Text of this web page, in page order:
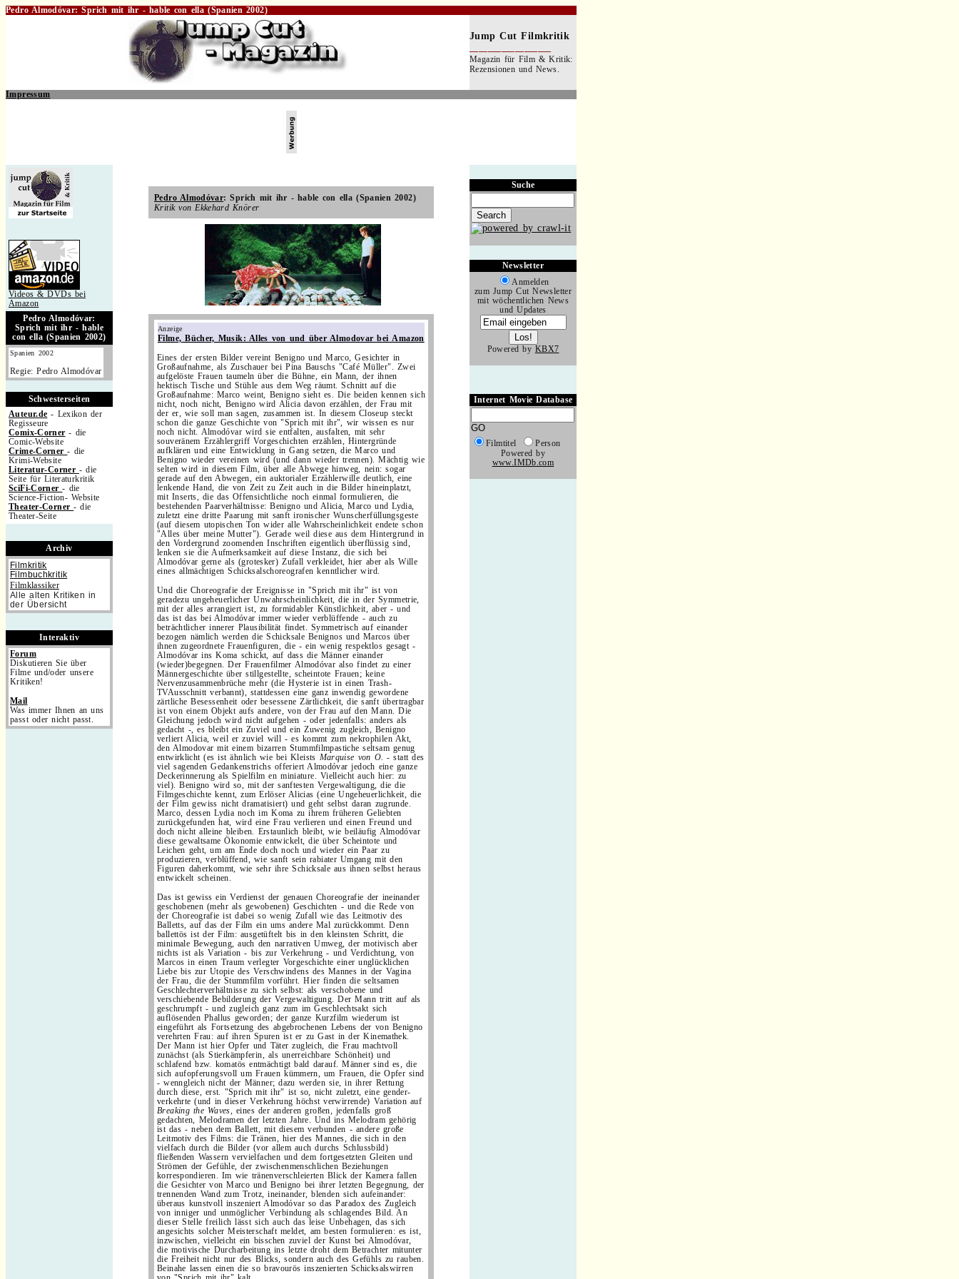
Pedro Almodóvar: Sprich mit ihr - hable con ella (Spanien 2002)
Jump Cut Filmkritik
Magazin für Film & Kritik:
Rezensionen und News.
Impressum
Videos & DVDs bei
Amazon
Pedro Almodóvar:
Sprich mit ihr - hable
con ella (Spanien 2002)
Spanien 2002
Regie: Pedro Almodóvar
Schwesterseiten
Auteur.de - Lexikon der
Regisseure
Comix-Corner - die
Comic-Website
Crime-Corner- die
Krimi-Website
Literatur-Corner - die
Seite für Literaturkritik
SciFi-Corner- die
Science-Fiction- Website
Theater-Corner- die
Theater-Seite
.
Archiv
Filmkritik
Filmbuchkritik
Filmklassiker
Alle alten Kritiken in
der Übersicht
.
Interaktiv
Forum
Diskutieren Sie über
Filme und/oder unsere
Kritiken!
Mail
Was immer Ihnen an uns
passt oder nicht passt.
Pedro Almodóvar: Sprich mit ihr - hable con ella (Spanien 2002)
Kritik von Ekkehard Knörer
Anzeige
Filme, Bücher, Musik: Alles von und über Almodovar bei Amazon
Eines der ersten Bilder vereint Benigno und Marco, Gesichter in
Großaufnahme, als Zuschauer bei Pina Bauschs "Café Müller". Zwei
aufgelöste Frauen taumeln über die Bühne, ein Mann, der ihnen
hektisch Tische und Stühle aus dem Weg räumt. Schnitt auf die
Großaufnahme: Marco weint, Benigno sieht es. Die beiden kennen sich
nicht, noch nicht, Benigno wird Alicia davon erzählen, der Frau mit
der er, wie soll man sagen, zusammen ist. In diesem Closeup steckt
schon die ganze Geschichte von "Sprich mit ihr", wir wissen es nur
noch nicht. Almodóvar wird sie entfalten, ausfalten, mit sehr
souveränem Erzählergriff Vorgeschichten erzählen, Hintergründe
aufklären und eine Entwicklung in Gang setzen, die Marco und
Benigno wieder vereinen wird (und dann wieder trennen). Mächtig wie
selten wird in diesem Film, über alle Abwege hinweg, nein: sogar
gerade auf den Abwegen, ein auktorialer Erzählerwille deutlich, eine
lenkende Hand, die von Zeit zu Zeit auch in die Bilder hineinplatzt,
mit Inserts, die das Offensichtliche noch einmal formulieren, die
bestehenden Paarverhältnisse: Benigno und Alicia, Marco und Lydia,
zuletzt eine dritte Paarung mit sanft ironischer Wunscherfüllungsgeste
(auf diesem utopischen Ton wider alle Wahrscheinlichkeit endete schon
"Alles über meine Mutter"). Gerade weil diese aus dem Hintergrund in
den Vordergrund zoomenden Inschriften eigentlich überflüssig sind,
lenken sie die Aufmerksamkeit auf diese Instanz, die sich bei
Almodóvar gerne als (grotesker) Zufall verkleidet, hier aber als Wille
eines allmächtigen Schicksalschoreografen kenntlicher wird.
Und die Choreografie der Ereignisse in "Sprich mit ihr" ist von
geradezu ungeheuerlicher Unwahrscheinlichkeit, die in der Symmetrie,
mit der alles arrangiert ist, zu formidabler Künstlichkeit, aber - und
das ist das bei Almodóvar immer wieder verblüffende - auch zu
beträchtlicher innerer Plausibilität findet. Symmetrisch auf einander
bezogen nämlich werden die Schicksale Benignos und Marcos über
ihnen zugeordnete Frauenfiguren, die - ein wenig respektlos gesagt -
Almodóvar ins Koma schickt, auf dass die Männer einander
(wieder)begegnen. Der Frauenfilmer Almodóvar also findet zu einer
Männergeschichte über stillgestellte, scheintote Frauen; keine
Nervenzusammenbrüche mehr (die Hysterie ist in einen Trash-
TVAusschnitt verbannt), stattdessen eine ganz inwendig gewordene
zärtliche Besessenheit oder besessene Zärtlichkeit, die sanft übertragbar
ist von einem Objekt aufs andere, von der Frau auf den Mann. Die
Gleichung jedoch wird nicht aufgehen - oder jedenfalls: anders als
gedacht -, es bleibt ein Zuviel und ein Zuwenig zugleich, Benigno
verliert Alicia, weil er zuviel will - es kommt zum nekrophilen Akt,
den Almodovar mit einem bizarren Stummfilmpastiche seltsam genug
entwirklicht (es ist ähnlich wie bei Kleists Marquise von O. - statt des
viel sagenden Gedankenstrichs offeriert Almodóvar jedoch eine ganze
Deckerinnerung als Spielfilm en miniature. Vielleicht auch hier: zu
viel). Benigno wird so, mit der sanftesten Vergewaltigung, die die
Filmgeschichte kennt, zum Erlöser Alicias (eine Ungeheuerlichkeit, die
der Film gewiss nicht dramatisiert) und geht selbst daran zugrunde.
Marco, dessen Lydia noch im Koma zu ihrem früheren Geliebten
zurückgefunden hat, wird eine Frau verlieren und einen Freund und
doch nicht alleine bleiben. Erstaunlich bleibt, wie beiläufig Almodóvar
diese gewaltsame Ökonomie entwickelt, die über Scheintote und
Leichen geht, um am Ende doch noch und wieder ein Paar zu
produzieren, verblüffend, wie sanft sein rabiater Umgang mit den
Figuren daherkommt, wie sehr ihre Schicksale aus ihnen selbst heraus
entwickelt scheinen.
Das ist gewiss ein Verdienst der genauen Choreografie der ineinander
geschobenen (mehr als gewobenen) Geschichten - und die Rede von
der Choreografie ist dabei so wenig Zufall wie das Leitmotiv des
Balletts, auf das der Film ein ums andere Mal zurückkommt. Denn
ballettös ist der Film: ausgetüftelt bis in den kleinsten Schritt, die
minimale Bewegung, auch den narrativen Umweg, der motivisch aber
nichts ist als Variation - bis zur Verkehrung - und Verdichtung, von
Marcos in einen Traum verlegter Vorgeschichte einer unglücklichen
Liebe bis zur Utopie des Verschwindens des Mannes in der Vagina
der Frau, die der Stummfilm vorführt. Hier finden die seltsamen
Geschlechterverhältnisse zu sich selbst: als verschobene und
verschiebende Bebilderung der Vergewaltigung. Der Mann tritt auf als
geschrumpft - und zugleich ganz zum im Geschlechtsakt sich
auflösenden Phallus geworden; der ganze Kurzfilm wiederum ist
eingeführt als Fortsetzung des abgebrochenen Lebens der von Benigno
verehrten Frau: auf ihren Spuren ist er zu Gast in der Kinemathek.
Der Mann ist hier Opfer und Täter zugleich, die Frau machtvoll
zunächst (als Stierkämpferin, als unerreichbare Schönheit) und
schlafend bzw. komatös entmächtigt bald darauf. Männer sind es, die
sich aufopferungsvoll um Frauen kümmern, um Frauen, die Opfer sind
- wenngleich nicht der Männer; dazu werden sie, in ihrer Rettung
durch diese, erst. "Sprich mit ihr" ist so, nicht zuletzt, eine gender-
verkehrte (und in dieser Verkehrung höchst verwirrende) Variation auf
Breaking the Waves, eines der anderen großen, jedenfalls groß
gedachten, Melodramen der letzten Jahre. Und ins Melodram gehörig
ist das - neben dem Ballett, mit diesem verbunden - andere große
Leitmotiv des Films: die Tränen, hier des Mannes, die sich in den
vielfach durch die Bilder (vor allem auch durchs Schlussbild)
fließenden Wassern vervielfachen und dem fortgesetzten Gleiten und
Strömen der Gefühle, der zwischenmenschlichen Beziehungen
korrespondieren. Im wie tränenverschleierten Blick der Kamera fallen
die Gesichter von Marco und Benigno bei ihrer letzten Begegnung, der
trennenden Wand zum Trotz, ineinander, blenden sich aufeinander:
überaus kunstvoll inszeniert Almodóvar so das Paradox des Zugleich
von inniger und unmöglicher Verbindung als schlagendes Bild. An
dieser Stelle freilich lässt sich auch das leise Unbehagen, das sich
angesichts solcher Meisterschaft meldet, am besten formulieren: es ist,
inzwischen, vielleicht ein bisschen zuviel der Kunst bei Almodóvar,
die motivische Durcharbeitung ins letzte droht dem Betrachter mitunter
die Freiheit nicht nur des Blicks, sondern auch des Gefühls zu rauben.
Beinahe lassen einen die so bravourös inszenierten Schicksalswirren
.
Suche
.
Newsletter
Anmelden
zum Jump Cut Newsletter
mit wöchentlichen News
und Updates
Powered by KBX7
.
Internet Movie Database
Filmtitel
Person
Powered by
www.IMDb.com